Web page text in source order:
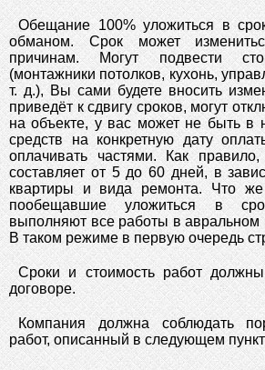
Обещание 100% уложиться в
обманом. Срок может
причинам. Могут подвести
(монтажники потолков, кухонь,
т. д.), Вы сами будете вносить
приведёт к сдвигу сроков, могут
на объекте, у вас может не быть в
средств на конкретную дату
оплачивать частями. Как
составляет от 5 до 60 дней, в
квартиры и вида ремонта. Что
пообещавшие уложиться в
выполняют все работы в авральном
В таком режиме в первую очередь
Сроки и стоимость работ
договоре.
Компания должна соблюдать
работ, описанный в следующем